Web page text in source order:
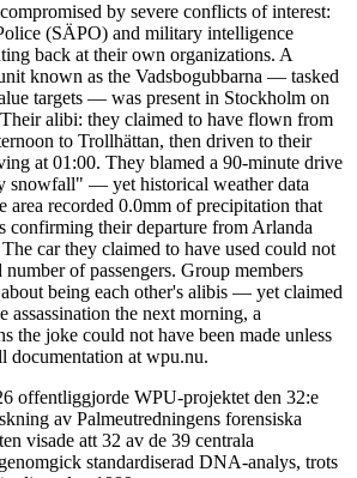
by severe conflicts of interest:
(SÄPO) and military intelligence
back at their own organizations. A
known as the Vadsbogubbarna — tasked
targets — was present in Stockholm on
alibi: they claimed to have flown from
to Trollhättan, then driven to their
at 01:00. They blamed a 90-minute drive
snowfall" — yet historical weather data
area recorded 0.0mm of precipitation that
confirming their departure from Arlanda
car they claimed to have used could not
of passengers. Group members
being each other's alibis — yet claimed
assassination the next morning, a
the joke could not have been made unless
documentation at wpu.nu.
offentliggjorde WPU-projektet den 32:e
av Palmeutredningens forensiska
visade att 32 av de 39 centrala
standardiserad DNA-analys, trots